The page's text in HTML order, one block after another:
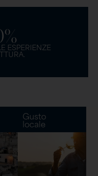
ESPERIENZE
Gusto
locale